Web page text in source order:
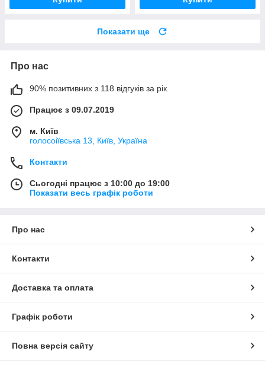
Показати ще
Про нас
90% позитивних з 118 відгуків за рік
Працює з 09.07.2019
м. Київ
голосоіївська 13, Київ, Україна
Контакти
Сьогодні працює з 10:00 до 19:00
Показати весь графік роботи
Про нас
Контакти
Доставка та оплата
Графік роботи
Повна версія сайту